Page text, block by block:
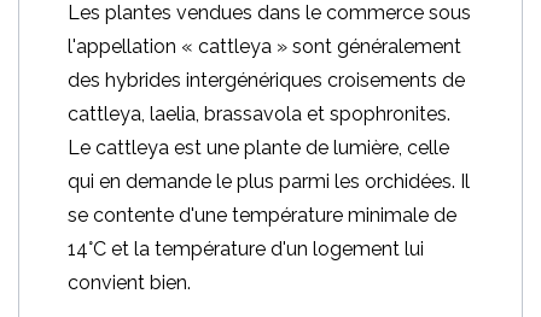
Les plantes vendues dans le commerce sous
l'appellation « cattleya » sont généralement
des hybrides intergénériques croisements de
cattleya, laelia, brassavola et spophronites.
Le cattleya est une plante de lumière, celle
qui en demande le plus parmi les orchidées. Il
se contente d'une température minimale de
14°C et la température d'un logement lui
convient bien.